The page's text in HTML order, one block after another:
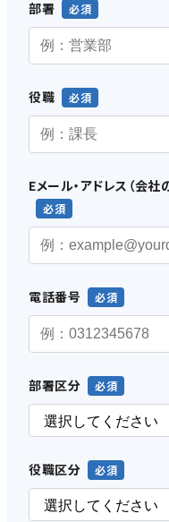
部署
役職
Eメール・アドレス（会
電話番号
部署区分
役職区分